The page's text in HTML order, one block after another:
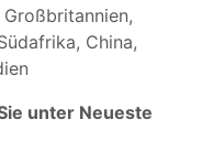
Großbritannien,
China,
unter Neueste